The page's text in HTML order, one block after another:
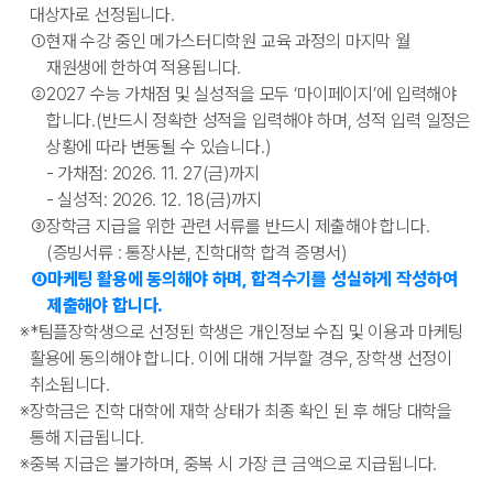
대상자로 선정됩니다.
①현재 수강 중인 메가스터디학원 교육 과정의 마지막 월
재원생에 한하여 적용됩니다.
②2027 수능 가채점 및 실성적을 모두 ‘마이페이지’에 입력해야
합니다.(반드시 정확한 성적을 입력해야 하며, 성적 입력 일정은
상황에 따라 변동될 수 있습니다.)
- 가채점: 2026. 11. 27(금)까지
- 실성적: 2026. 12. 18(금)까지
③장학금 지급을 위한 관련 서류를 반드시 제출해야 합니다.
(증빙서류 : 통장사본, 진학대학 합격 증명서)
④마케팅 활용에 동의해야 하며, 합격수기를 성실하게 작성하여
제출해야 합니다.
※*팀플장학생으로 선정된 학생은 개인정보 수집 및 이용과 마케팅
활용에 동의해야 합니다. 이에 대해 거부할 경우, 장학생 선정이
취소됩니다.
※장학금은 진학 대학에 재학 상태가 최종 확인 된 후 해당 대학을
통해 지급됩니다.
※중복 지급은 불가하며, 중복 시 가장 큰 금액으로 지급됩니다.